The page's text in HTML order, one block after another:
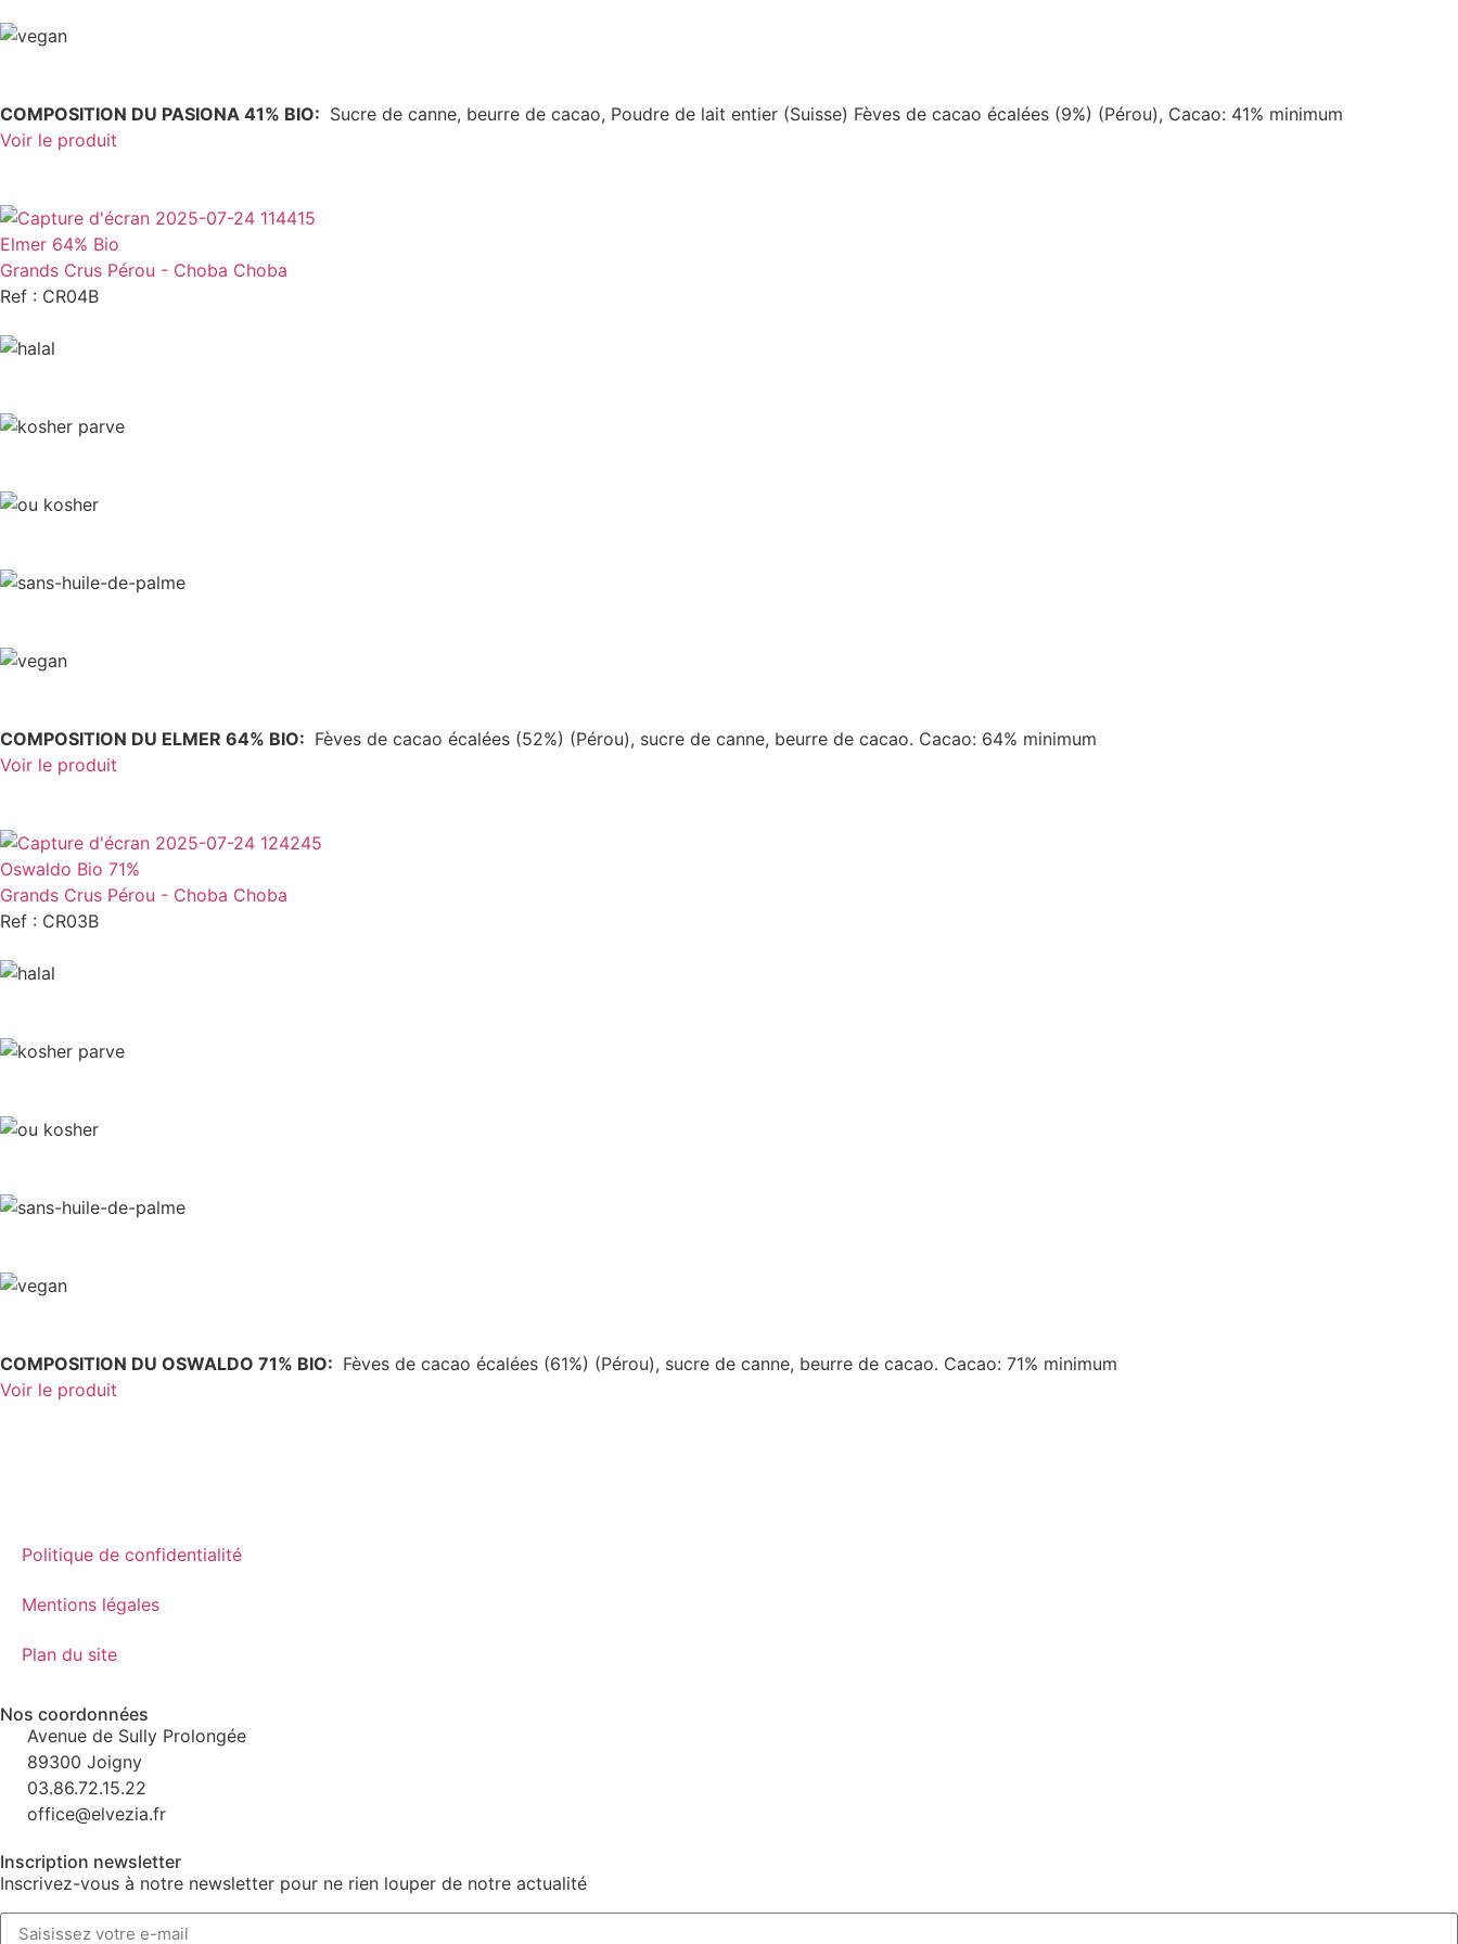
COMPOSITION DU PASIONA 41% BIO: Sucre de canne, beurre de cacao, Poudre de lait entier (Suisse) Fèves de cacao écalées (9%) (Pérou), Cacao: 41% minimum
Voir le produit
Elmer 64% Bio
Grands Crus Pérou - Choba Choba
Ref : CR04B
COMPOSITION DU ELMER 64% BIO: Fèves de cacao écalées (52%) (Pérou), sucre de canne, beurre de cacao. Cacao: 64% minimum
Voir le produit
Oswaldo Bio 71%
Grands Crus Pérou - Choba Choba
Ref : CR03B
COMPOSITION DU OSWALDO 71% BIO: Fèves de cacao écalées (61%) (Pérou), sucre de canne, beurre de cacao. Cacao: 71% minimum
Voir le produit
Politique de confidentialité
Mentions légales
Plan du site
Nos coordonnées
Avenue de Sully Prolongée
89300 Joigny
03.86.72.15.22
office@elvezia.fr
Inscription newsletter
Inscrivez-vous à notre newsletter pour ne rien louper de notre actualité